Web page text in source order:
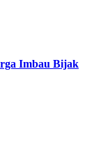
Imbau Bijak